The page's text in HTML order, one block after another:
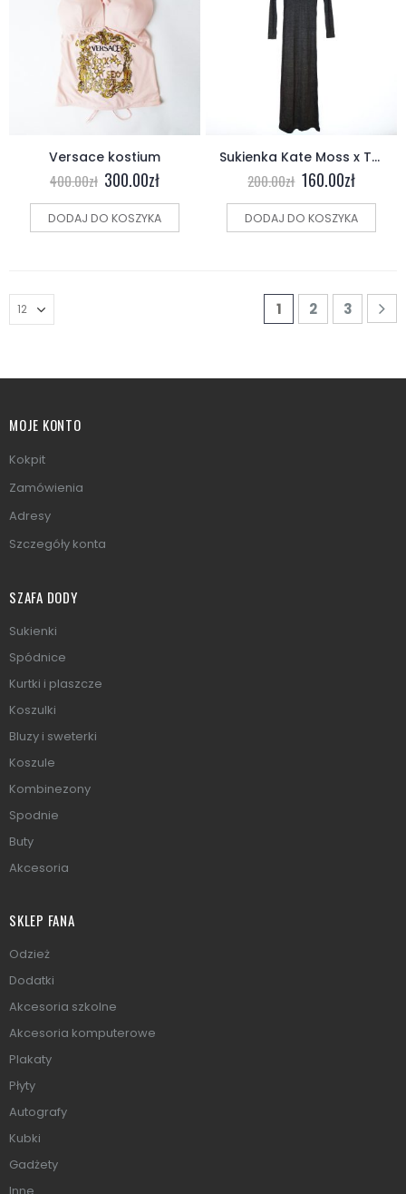
Versace kostium
400.00zł 300.00zł
DODAJ DO KOSZYKA
Sukienka Kate Moss x TopShop
200.00zł 160.00zł
DODAJ DO KOSZYKA
1 2 3
MOJE KONTO
Kokpit
Zamówienia
Adresy
Szczegóły konta
SZAFA DODY
Sukienki
Spódnice
Kurtki i plaszcze
Koszulki
Bluzy i sweterki
Koszule
Kombinezony
Spodnie
Buty
Akcesoria
SKLEP FANA
Odzież
Dodatki
Akcesoria szkolne
Akcesoria komputerowe
Plakaty
Płyty
Autografy
Kubki
Gadżety
Inne